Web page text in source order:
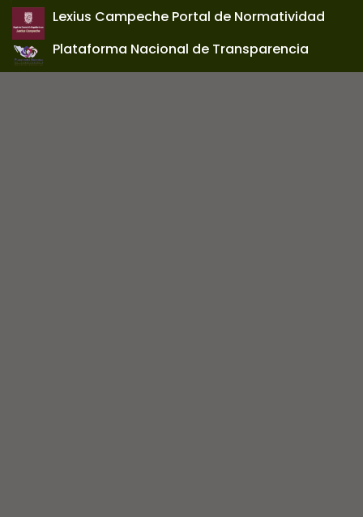
Lexius Campeche Portal de Normatividad
Plataforma Nacional de Transparencia